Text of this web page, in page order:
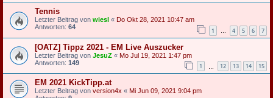
Tennis
Letzter Beitrag von wiesl « Do Okt 28, 2021 10:47 am
Antworten: 64 1 … 4 5 6 7
[OATZ] Tippz 2021 - EM Live Auszucker
Letzter Beitrag von JesuZ « Mo Jul 19, 2021 1:47 pm
Antworten: 149 1 12 13 14 15
EM 2021 KickTipp.at
Letzter Beitrag von version4x « Mi Jun 09, 2021 9:04 pm